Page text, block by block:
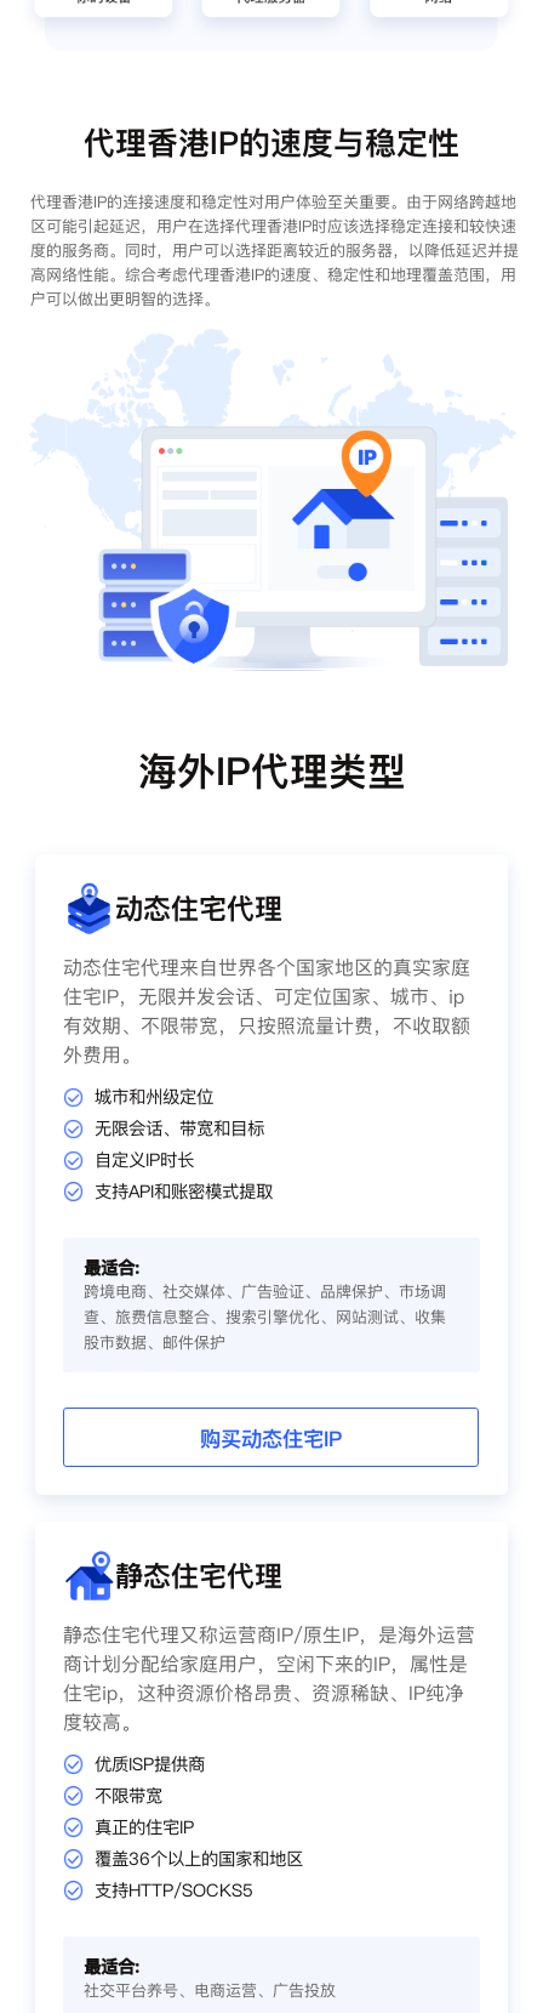
代理香港IP的速度与稳定性
代理香港IP的连接速度和稳定性对用户体验至关重要。由于网络跨越地
区可能引起延迟，用户在选择代理香港IP时应该选择稳定连接和较快速
度的服务商。同时，用户可以选择距离较近的服务器，以降低延迟并提
高网络性能。综合考虑代理香港IP的速度、稳定性和地理覆盖范围，用
户可以做出更明智的选择。
海外IP代理类型
动态住宅代理
动态住宅代理来自世界各个国家地区的真实家庭
住宅IP，无限并发会话、可定位国家、城市、ip
有效期、不限带宽，只按照流量计费，不收取额
外费用。
城市和州级定位
无限会话、带宽和目标
自定义IP时长
支持API和账密模式提取
最适合:
跨境电商、社交媒体、广告验证、品牌保护、市场调
查、旅费信息整合、搜索引擎优化、网站测试、收集
股市数据、邮件保护
购买动态住宅IP
静态住宅代理
静态住宅代理又称运营商IP/原生IP，是海外运营
商计划分配给家庭用户，空闲下来的IP，属性是
住宅ip，这种资源价格昂贵、资源稀缺、IP纯净
度较高。
优质ISP提供商
不限带宽
真正的住宅IP
覆盖36个以上的国家和地区
支持HTTP/SOCKS5
最适合:
社交平台养号、电商运营、广告投放